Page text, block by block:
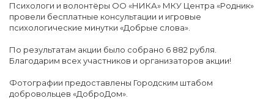
Психологи и волонтёры ОО «НИКА» МКУ Центра «Родник»
провели бесплатные консультации и игровые
психологические минутки «Добрые слова».
По результатам акции было собрано 6 882 рубля.
Благодарим всех участников и организаторов акции!
Фотографии предоставлены Городским штабом
добровольцев «ДоброДом».